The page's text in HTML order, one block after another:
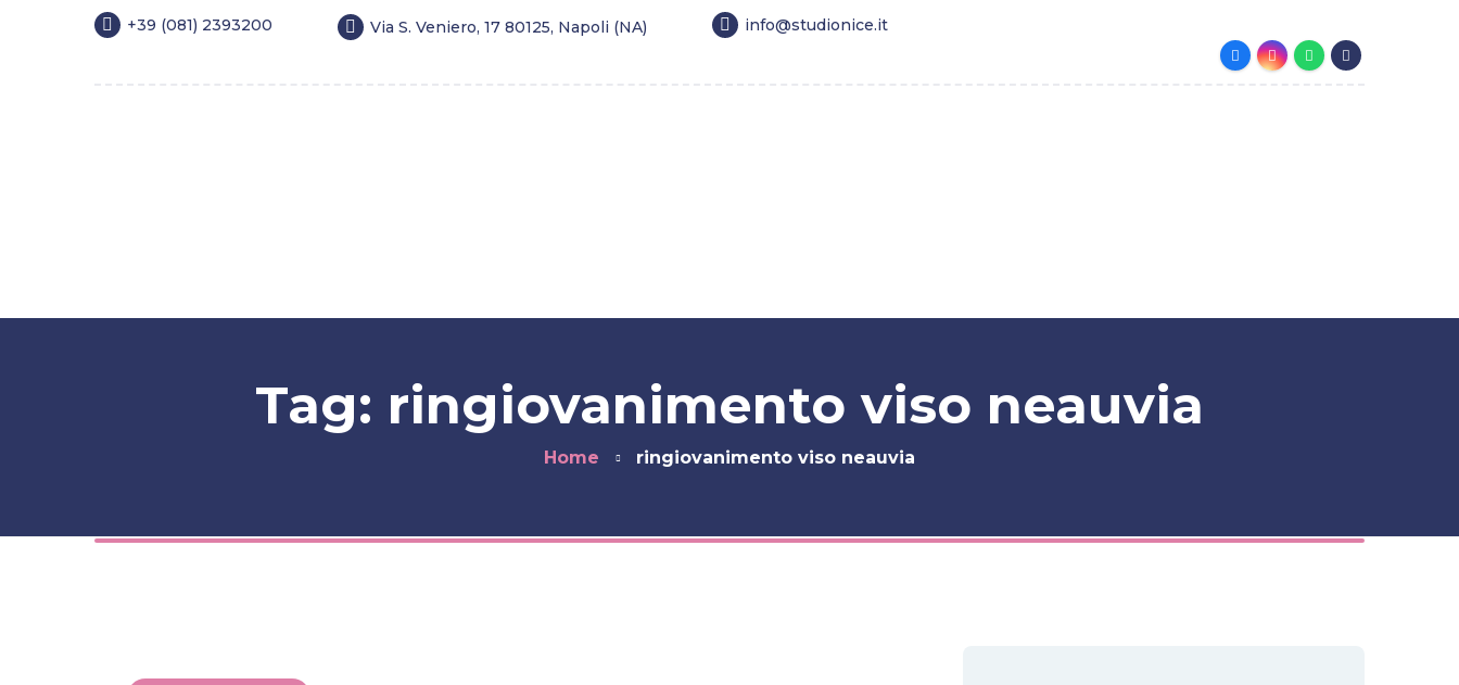
+39 (081) 2393200 Via S. Veniero, 17 80125, Napoli (NA) info@studionice.it
Tag: ringiovanimento viso neauvia
Home ringiovanimento viso neauvia